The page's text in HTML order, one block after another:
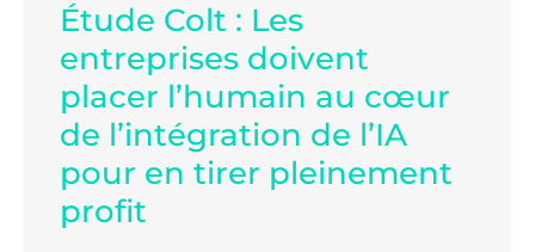
Étude Colt : Les
entreprises doivent
placer l’humain au cœur
de l’intégration de l’IA
pour en tirer pleinement
profit